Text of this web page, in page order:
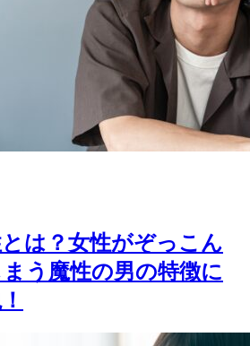
は？女性がぞっこん
う魔性の男の特徴に